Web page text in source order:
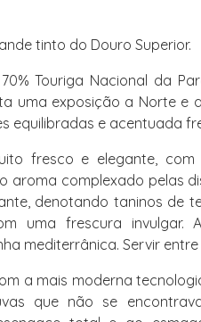
tinto do Douro Superior.
Touriga Nacional da
uma exposição a Norte e
equilibradas e acentuada
fresco e elegante,
aroma complexado pelas
denotando taninos de
uma frescura invulgar.
mediterrânica. Servir entre
a mais moderna
que não se